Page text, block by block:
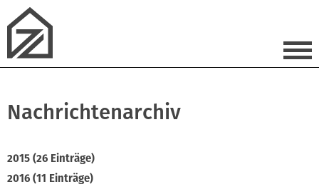
Nachrichtenarchiv
2015 (26 Einträge)
2016 (11 Einträge)